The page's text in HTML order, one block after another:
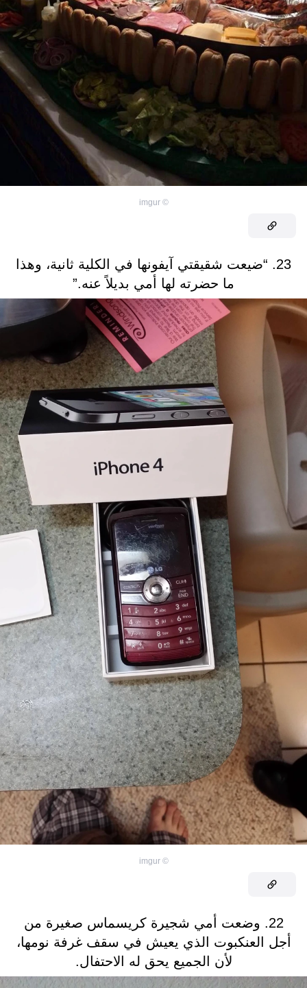
©
imgur
23. “ضيعت شقيقتي آيفونها في الكلية ثانية، وهذا
ما حضرته لها أمي بديلاً عنه.”
©
imgur
22. وضعت أمي شجيرة كريسماس صغيرة من
أجل العنكبوت الذي يعيش في سقف غرفة نومها،
لأن الجميع يحق له الاحتفال.